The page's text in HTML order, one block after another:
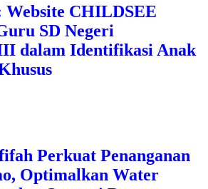
CHILDSEE
SD Negeri
dalam Identifikasi Anak
Perkuat Penanganan
Optimalkan Water